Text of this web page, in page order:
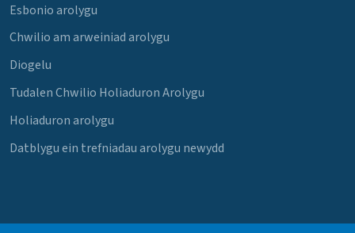
Esbonio arolygu
Chwilio am arweiniad arolygu
Diogelu
Tudalen Chwilio Holiaduron Arolygu
Holiaduron arolygu
Datblygu ein trefniadau arolygu newydd